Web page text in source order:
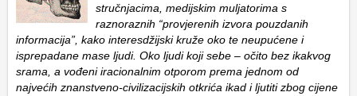
stručnjacima, medijskim muljatorima s
raznoraznih “provjerenih izvora pouzdanih
informacija”, kako interesdžijski kruže oko te neupućene i
isprepadane mase ljudi. Oko ljudi koji sebe – očito bez ikakvog
srama, a vođeni iracionalnim otporom prema jednom od
najvećih znanstveno-civilizacijskih otkrića ikad i ljutiti zbog cijene